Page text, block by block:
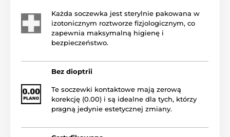
Każda soczewka jest sterylnie pakowana w
izotonicznym roztworze fizjologicznym, co
zapewnia maksymalną higienę i
bezpieczeństwo.
Bez dioptrii
Te soczewki kontaktowe mają zerową
korekcję (0.00) i są idealne dla tych, którzy
pragną jedynie estetycznej zmiany.